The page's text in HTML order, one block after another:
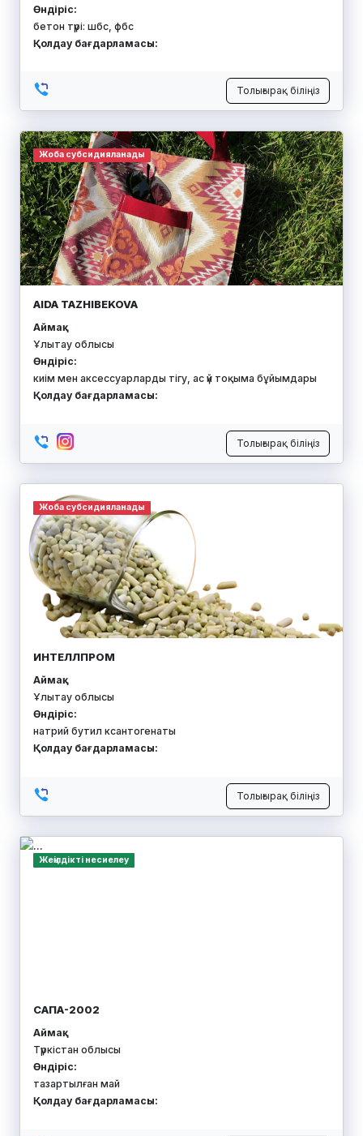
Өндіріс:
бетон түрі: шбс, фбс
Қолдау бағдарламасы:
Толығырақ біліңіз
Жоба субсидияланады
AIDA TAZHIBEKOVA
Аймақ:
Ұлытау облысы
Өндіріс:
киім мен аксессуарларды тігу, ас үй тоқыма бұйымдары
Қолдау бағдарламасы:
Толығырақ біліңіз
Жоба субсидияланады
ИНТЕЛЛПРОМ
Аймақ:
Ұлытау облысы
Өндіріс:
натрий бутил ксантогенаты
Қолдау бағдарламасы:
Толығырақ біліңіз
Жеңілдікті несиелеу
САПА-2002
Аймақ:
Түркістан облысы
Өндіріс:
тазартылған май
Қолдау бағдарламасы: